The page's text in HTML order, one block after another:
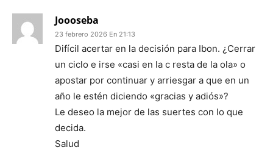
Joooseba
23 febrero 2026 En 21:13
Difícil acertar en la decisión para Ibon. ¿Cerrar
un ciclo e irse «casi en la c resta de la ola» o
apostar por continuar y arriesgar a que en un
año le estén diciendo «gracias y adiós»?
Le deseo la mejor de las suertes con lo que
decida.
Salud